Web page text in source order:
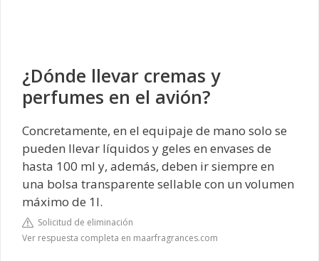
¿Dónde llevar cremas y
perfumes en el avión?
Concretamente, en el equipaje de mano solo se
pueden llevar líquidos y geles en envases de
hasta 100 ml y, además, deben ir siempre en
una bolsa transparente sellable con un volumen
máximo de 1l.
Solicitud de eliminación
Ver respuesta completa en maarfragrances.com